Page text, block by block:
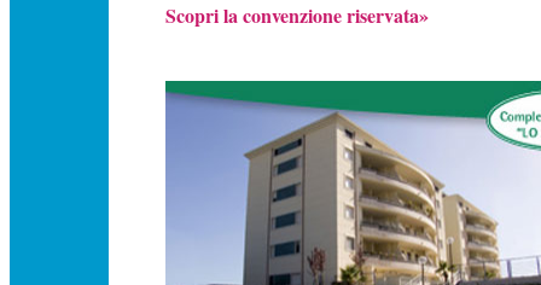
Scopri la convenzione riservata»